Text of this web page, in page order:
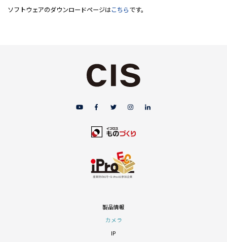
ソフトウェアのダウンロードページはこちらです。
製品情報
カメラ
IP